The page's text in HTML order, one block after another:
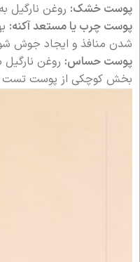
پوست خشک: روغن
پوست چرب یا مستعد آکنه:
شدن منافذ و ایجاد جوش
پوست حساس: روغن
بخش کوچکی از پوست تست